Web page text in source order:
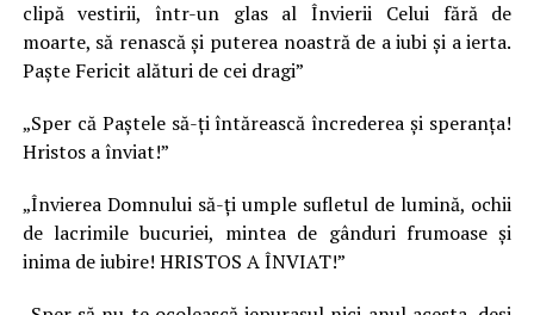
clipă vestirii, într-un glas al Învierii Celui fără de
moarte, să renască și puterea noastră de a iubi și a ierta.
Paște Fericit alături de cei dragi”
„Sper că Paştele să-ţi întărească încrederea şi speranţa!
Hristos a înviat!”
„Învierea Domnului să-ţi umple sufletul de lumină, ochii
de lacrimile bucuriei, mintea de gânduri frumoase şi
inima de iubire! HRISTOS A ÎNVIAT!”